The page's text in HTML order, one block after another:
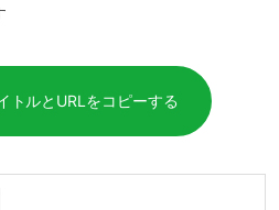
トルとURLをコピーする